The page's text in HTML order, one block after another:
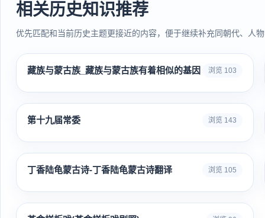
相关历史知识推荐
优先匹配和当前历史主题更接近的内容，便于继续补充同朝代、人
藏族与蒙古族_藏族与蒙古族有着相似的基因 浏览 103
第十九届常委 浏览 143
丁香陆龟蒙古诗-丁香陆龟蒙古诗翻译 浏览 105